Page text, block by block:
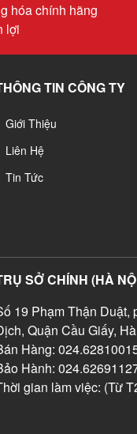
hóa chính hãng
lợi
TIN CÔNG TY
Giới Thiệu
Liên Hệ
Tin Tức
SỞ CHÍNH (HÀ
19 Phạm Thận Duật,
Quận Cầu Giấy,
Hàng:
Hành:
gian làm việc: (Từ